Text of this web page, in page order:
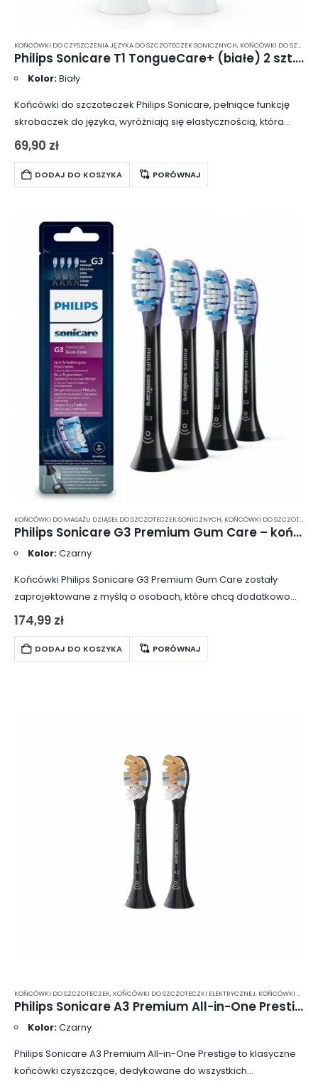
KOŃCÓWKI DO CZYSZCZENIA JĘZYKA DO SZCZOTECZEK SONICZNYCH, KOŃCÓWKI DO SZCZOTECZEK
Philips Sonicare T1 TongueCare+ (białe) 2 szt. – końcówki do czyszczenia języka dla szczoteczek sonicznych Sonicare HX8072/01
Kolor:Biały
Końcówki do szczoteczek Philips Sonicare, pełniące funkcję
skrobaczek do języka, wyróżniają się elastycznością, która
umożliwia dokładne oczyszczenie wszystkich obszarów. 240
oczyszcza powierzchnię języka. Końcówki są…
69,90 zł
DODAJ DO KOSZYKA PORÓWNAJ
KOŃCÓWKI DO MASAŻU DZIĄSEŁ DO SZCZOTECZEK SONICZNYCH, KOŃCÓWKI DO SZCZOTECZEK
Philips Sonicare G3 Premium Gum Care – końcówki do szczoteczki sonicznej w kolorze czarnym (HX9054/33) – 4 sztuki HX9054/33
Kolor:Czarny
Końcówki Philips Sonicare G3 Premium Gum Care zostały
zaprojektowane z myślą o osobach, które chcą dodatkowo
zadbać o kondycję dziąseł podczas codziennego
czyszczenia jamy ustnej. Główki czyszczące zapewniają
dogłębne, ale…
174,99 zł
DODAJ DO KOSZYKA PORÓWNAJ
KOŃCÓWKI DO SZCZOTECZEK, KOŃCÓWKI DO SZCZOTECZKI ELEKTRYCZNEJ, KOŃCÓWKI DO SZCZOTECZKI ELEKTRYCZNEJ PHILIPS SONICARE
Philips Sonicare A3 Premium All-in-One Prestige – standardowe końcówki do szczoteczki sonicznej w kolorze czarnym 2 szt. (HX9092/11)
Kolor:Czarny
Philips Sonicare A3 Premium All-in-One Prestige to klasyczne
końcówki czyszczące, dedykowane do wszystkich